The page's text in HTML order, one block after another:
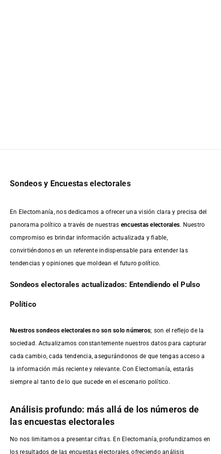
Sondeos y Encuestas electorales
En Electomanía, nos dedicamos a ofrecer una visión clara y precisa del
panorama político a través de nuestras encuestas electorales. Nuestro
compromiso es brindar información actualizada y fiable,
convirtiéndonos en un referente indispensable para entender las
tendencias y opiniones que moldean el futuro político.
Sondeos electorales actualizados: Entendiendo el Pulso
Político
Nuestros sondeos electorales no son solo números; son el reflejo de la
sociedad. Actualizamos constantemente nuestros datos para capturar
cada cambio, cada tendencia, asegurándonos de que tengas acceso a
la información más reciente y relevante. Con Electomanía, estarás
siempre al tanto de lo que sucede en el escenario político.
Análisis profundo: más allá de los números de
las encuestas electorales
No nos limitamos a presentar cifras. En Electomanía, profundizamos en
los resultados de las encuestas electorales, ofreciendo análisis